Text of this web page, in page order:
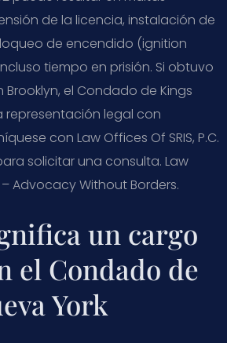
de la licencia, instalación de
de encendido (ignition
tiempo en prisión. Si obtuvo
Brooklyn, el Condado de Kings
representación legal con
con Law Offices Of SRIS, P.C.
solicitar una consulta. Law
– Advocacy Without Borders.
un cargo
el Condado de
York